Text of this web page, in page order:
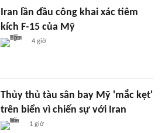
Iran lần đầu công khai xác tiêm
kích F-15 của Mỹ
4 giờ
Thủy thủ tàu sân bay Mỹ 'mắc kẹt'
trên biển vì chiến sự với Iran
1 giờ